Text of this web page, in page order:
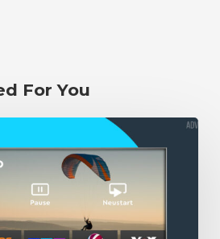
For You